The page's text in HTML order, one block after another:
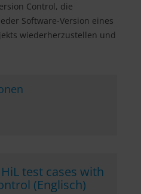
Control, die
Software-Version eines
wiederherzustellen und
test cases with
(Englisch)